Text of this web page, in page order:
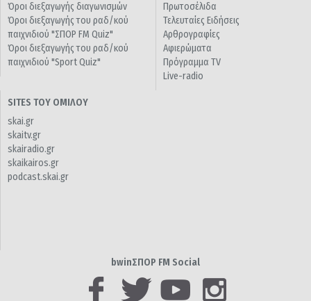
Όροι διεξαγωγής διαγωνισμών
Όροι διεξαγωγής του ραδ/κού
παιχνιδιού "ΣΠΟΡ FM Quiz"
Όροι διεξαγωγής του ραδ/κού
παιχνιδιού "Sport Quiz"
Πρωτοσέλιδα
Τελευταίες Ειδήσεις
Αρθρογραφίες
Αφιερώματα
Πρόγραμμα TV
Live-radio
SITES ΤΟΥ ΟΜΙΛΟΥ
skai.gr
skaitv.gr
skairadio.gr
skaikairos.gr
podcast.skai.gr
bwinΣΠΟΡ FM Social